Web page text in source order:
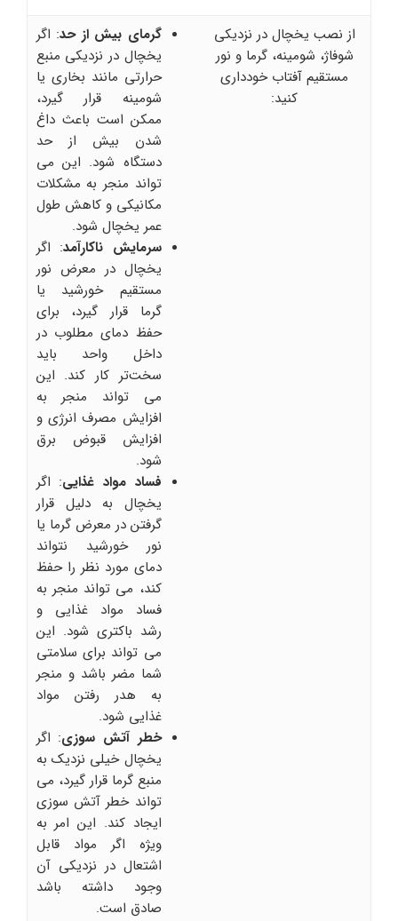
از نصب یخچال در نزدیکی
شوفاژ، شومینه، گرما و نور
مستقیم آفتاب خودداری
کنید:
گرمای بیش از حد: اگر
یخچال در نزدیکی منبع
حرارتی مانند بخاری یا
شومینه قرار گیرد،
ممکن است باعث داغ
شدن بیش از حد
دستگاه شود. این می
تواند منجر به مشکلات
مکانیکی و کاهش طول
عمر یخچال شود.
سرمایش ناکارآمد: اگر
یخچال در معرض نور
مستقیم خورشید یا
گرما قرار گیرد، برای
حفظ دمای مطلوب در
داخل واحد باید
سخت‌تر کار کند. این
می تواند منجر به
افزایش مصرف انرژی و
افزایش قبوض برق
شود.
فساد مواد غذایی: اگر
یخچال به دلیل قرار
گرفتن در معرض گرما یا
نور خورشید نتواند
دمای مورد نظر را حفظ
کند، می تواند منجر به
فساد مواد غذایی و
رشد باکتری شود. این
می تواند برای سلامتی
شما مضر باشد و منجر
به هدر رفتن مواد
غذایی شود.
خطر آتش سوزی: اگر
یخچال خیلی نزدیک به
منبع گرما قرار گیرد، می
تواند خطر آتش سوزی
ایجاد کند. این امر به
ویژه اگر مواد قابل
اشتعال در نزدیکی آن
وجود داشته باشد
صادق است.